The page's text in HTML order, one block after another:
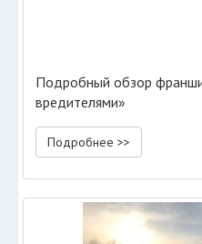
Подробный обзор
вредителями»
Подробнее >>